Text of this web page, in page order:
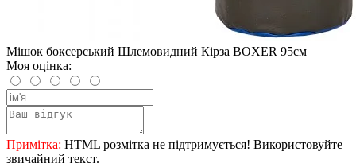
Мішок боксерський Шлемовидний Кірза BOXER 95см
Моя оцінка:
Примітка: HTML розмітка не підтримується! Використовуйте
звичайний текст.